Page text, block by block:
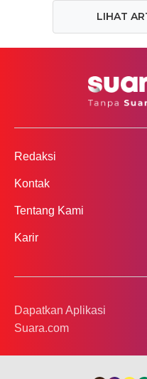
LIHAT
Redaksi
Kontak
Tentang Kami
Karir
Dapatkan Aplikasi
Suara.com